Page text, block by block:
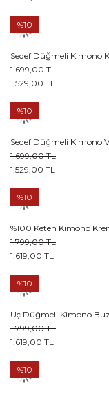
Sedef Düğmeli Kimono
1.529,00 TL
1.699,00 TL
%10
Sedef Düğmeli Kimono
1.529,00 TL
1.699,00 TL
%10
%100 Keten Kimono
1.619,00 TL
1.799,00 TL
%10
Üç Düğmeli Kimono
1.619,00 TL
1.799,00 TL
%10
%10